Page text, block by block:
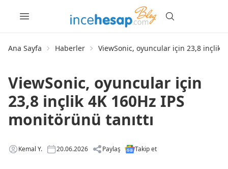
Ana Sayfa Haberler ViewSonic, oyuncular için 23,8 inçlik
ViewSonic, oyuncular için
23,8 inçlik 4K 160Hz IPS
monitörünü tanıttı
Kemal Y. 20.06.2026 Paylaş Takip et